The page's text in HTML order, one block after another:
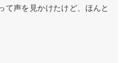
て声を見かけたけど、ほんと